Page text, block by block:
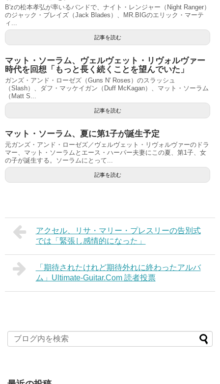
B'zの松本孝弘が率いるバンドで、ナイト・レンジャー（Night Ranger）
のジャック・ブレイズ（Jack Blades）、MR.BIGのエリック・マーテ
ィ...
記事を読む
マット・ソーラム、ヴェルヴェット・リヴォルヴァー
時代を回想「もっと長く続くことを望んでいた」
ガンズ・アンド・ローゼズ（Guns N' Roses）のスラッシュ
（Slash）、ダフ・マッケイガン（Duff McKagan）、マット・ソーラム
（Matt S...
記事を読む
マット・ソーラム、夏に第1子が誕生予定
元ガンズ・アンド・ローゼズ／ヴェルヴェット・リヴォルヴァーのドラ
マー、マット・ソーラムとエース・ハーパー夫妻にこの夏、第1子、女
の子が誕生する。ソーラムにとって...
記事を読む
アクセル、リサ・マリー・プレスリーの告別式
では「緊張し感情的になった」
「期待されたけれど期待外れに終わったアルバ
ム」Ultimate-Guitar.Com 読者投票